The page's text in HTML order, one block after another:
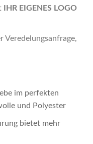
IHR EIGENES LOGO
Veredelungsanfrage,
im perfekten
und Polyester
bietet mehr